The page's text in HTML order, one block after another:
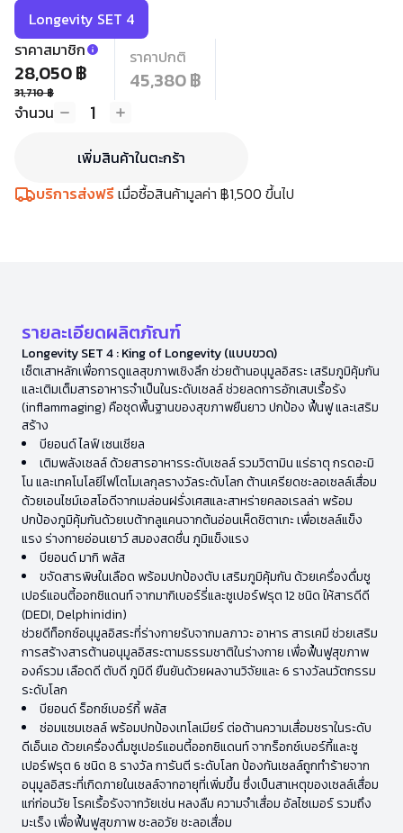
Longevity SET 4
ราคาสมาชิก
28,050 ฿
31,710 ฿
ราคาปกติ
45,380 ฿
จำนวน 1
เพิ่มสินค้าในตะกร้า
บริการส่งฟรีเมื่อซื้อสินค้ามูลค่า ฿1,500 ขึ้นไป
รายละเอียดผลิตภัณฑ์
Longevity SET 4 : King of Longevity (แบบขวด)
เซ็ตเสาหลักเพื่อการดูแลสุขภาพเชิงลึก ช่วยต้านอนุมูลอิสระ เสริมภูมิคุ้มกัน
และเติมเต็มสารอาหารจำเป็นในระดับเซลล์ ช่วยลดการอักเสบเรื้อรัง
(inflammaging) คือชุดพื้นฐานของสุขภาพยืนยาว ปกป้อง ฟื้นฟู และเสริม
สร้าง
บียอนด์ ไลฟ์ เซนเชียล
เติมพลังเซลล์ ด้วยสารอาหารระดับเซลล์ รวมวิตามิน แร่ธาตุ กรดอะมิ
โน และเทคโนโลยีไฟโตโมเลกุลรางวัลระดับโลก ต้านเครียดชะลอเซลล์เสื่อม
ด้วยเอนไซม์เอสโอดีจากเมล่อนฝรั่งเศสและสาหร่ายคลอเรลล่า พร้อม
ปกป้องภูมิคุ้มกันด้วยเบต้ากลูแคนจากต้นอ่อนเห็ดชิตาเกะ เพื่อเซลล์แข็ง
แรง ร่างกายอ่อนเยาว์ สมองสดชื่น ภูมิแข็งแรง
บียอนด์ มากิ พลัส
ขจัดสารพิษในเลือด พร้อมปกป้องตับ เสริมภูมิคุ้มกัน ด้วยเครื่องดื่มซู
เปอร์แอนตี้ออกซิแดนท์ จากมากิเบอร์รี่และซูเปอร์ฟรุต 12 ชนิด ให้สารดีดี
(DEDI, Delphinidin)
ช่วยดีท็อกซ์อนุมูลอิสระที่ร่างกายรับจากมลภาวะ อาหาร สารเคมี ช่วยเสริม
การสร้างสารต้านอนุมูลอิสระตามธรรมชาติในร่างกาย เพื่อฟื้นฟูสุขภาพ
องค์รวม เลือดดี ตับดี ภูมิดี ยืนยันด้วยผลงานวิจัยและ 6 รางวัลนวัตกรรม
ระดับโลก
บียอนด์ ร็อกซ์เบอร์กี้ พลัส
ซ่อมแซมเซลล์ พร้อมปกป้องเทโลเมียร์ ต่อต้านความเสื่อมชราในระดับ
ดีเอ็นเอ ด้วยเครื่องดื่มซูเปอร์แอนตี้ออกซิแดนท์ จากร็อกซ์เบอร์กี้และซู
เปอร์ฟรุต 6 ชนิด 8 รางวัล การันตี ระดับโลก ป้องกันเซลล์ถูกทำร้ายจาก
อนุมูลอิสระที่เกิดภายในเซลล์จากอายุที่เพิ่มขึ้น ซึ่งเป็นสาเหตุของเซลล์เสื่อม
แก่ก่อนวัย โรคเรื้อรังจากวัยเช่น หลงลืม ความจำเสื่อม อัลไซเมอร์ รวมถึง
มะเร็ง เพื่อฟื้นฟูสุขภาพ ชะลอวัย ชะลอเสื่อม